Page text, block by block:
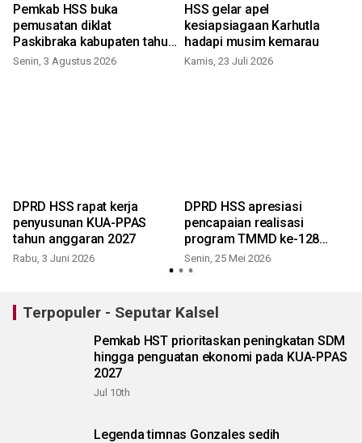
Pemkab HSS buka
pemusatan diklat
Paskibraka kabupaten tahun
2026
Senin, 3 Agustus 2026
HSS gelar apel
kesiapsiagaan Karhutla
hadapi musim kemarau
Kamis, 23 Juli 2026
DPRD HSS rapat kerja
penyusunan KUA-PPAS
tahun anggaran 2027
Rabu, 3 Juni 2026
DPRD HSS apresiasi
pencapaian realisasi
program TMMD ke-128
Kodim 1003/HSS
Senin, 25 Mei 2026
Terpopuler - Seputar Kalsel
Pemkab HST prioritaskan peningkatan SDM
hingga penguatan ekonomi pada KUA-PPAS
2027
Jul 10th
Legenda timnas Gonzales sedih